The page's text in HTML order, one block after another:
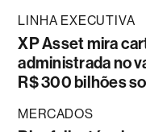
LINHA EXECUTIVA
XP Asset mira
administrada no
R$ 300 bilhões
MERCADOS